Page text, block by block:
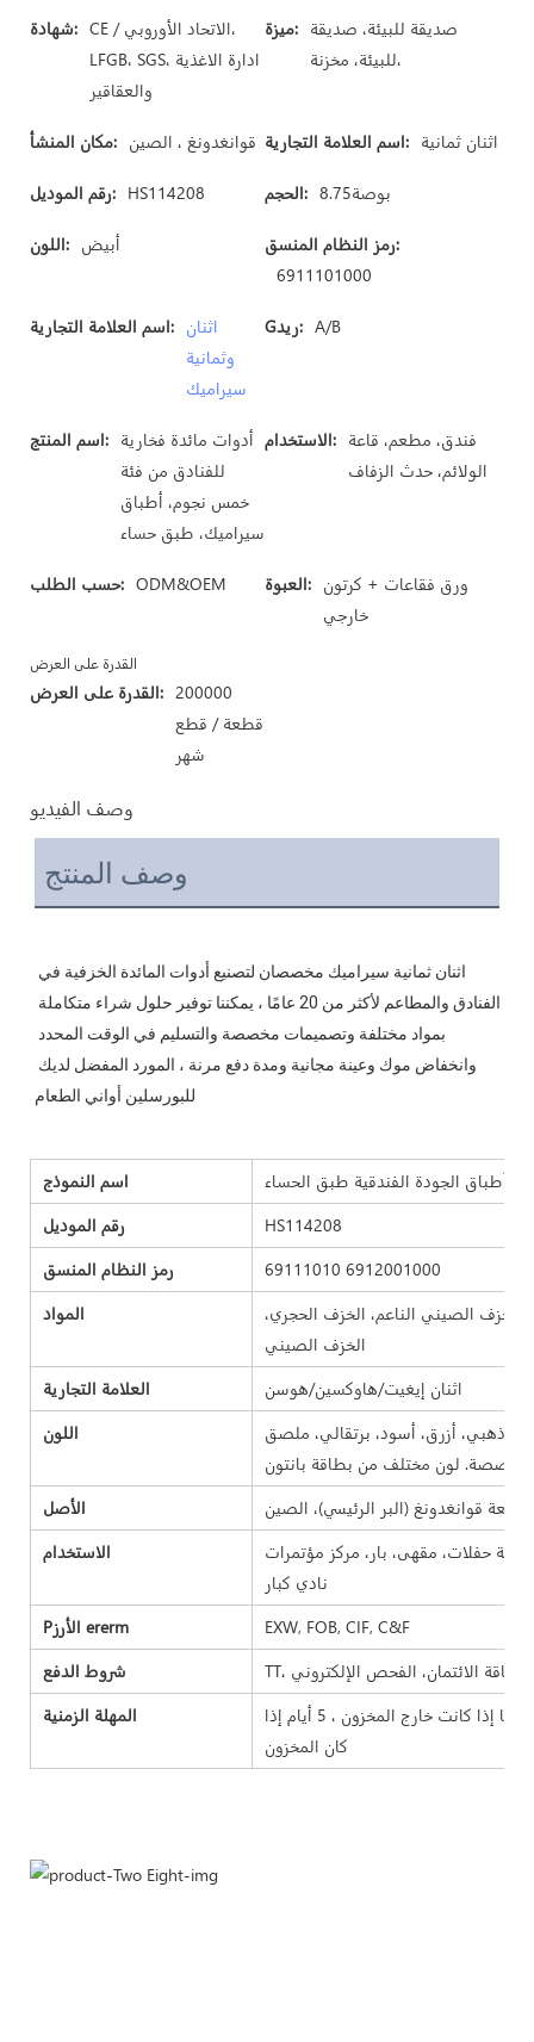
شهادة: CE / الاتحاد الأوروبي،
LFGB، SGS، ادارة الاغذية
والعقاقير
ميزة: صديقة للبيئة، صديقة
للبيئة، مخزنة،
مكان المنشأ: قوانغدونغ ، الصين اسم العلامة التجارية: اثنان ثمانية
رقم الموديل: HS114208 الحجم: بوصة8.75
اللون: أبيض
رمز النظام المنسق:
6911101000
اسم العلامة التجارية: اثنان
وثمانية
سيراميك
Gريد: A/B
اسم المنتج: أدوات مائدة فخارية
للفنادق من فئة
خمس نجوم، أطباق
سيراميك، طبق حساء
الاستخدام: فندق، مطعم، قاعة
الولائم، حدث الزفاف
حسب الطلب: ODM&OEM العبوة: ورق فقاعات + كرتون
خارجي
القدرة على العرض
القدرة على العرض: 200000
قطعة / قطع
شهر
وصف الفيديو
وصف المنتج
اسم النموذج
رقم الموديل
HS114208
رمز النظام المنسق
69111010 6912001000
المواد
الخزف الصيني الناعم، الخزف الحجري،
الخزف الصيني
العلامة التجارية
اثنان إيغيت/هاوكسين/هوسن
اللون
ذهبي، أزرق، أسود، برتقالي، ملصق
الأصل
الاستخدام
حفلات، مقهى، بار، مركز مؤتمرات
نادي كبار
Pالأرز ererm
EXW, FOB, CIF, C&F
شروط الدفع
المهلة الزمنية
مهلة العينة 7-15 يومًا ، مهلة البضائع السائبة 25-35 يومًا إذا كانت خارج المخزون ، 5 أيام إذا
كان المخزون